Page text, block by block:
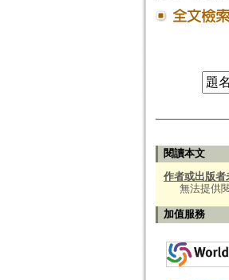
閱讀本文
作者或出版者
無法提供
加值服務